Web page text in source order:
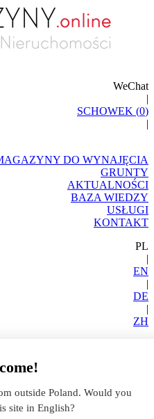
WeChat
|
SCHOWEK (0)
|
DO WYNAJĘCIA
GRUNTY
AKTUALNOŚCI
BAZA WIEDZY
USŁUGI
KONTAKT
PL
|
EN
|
DE
|
ZH
outside Poland. Would you
site in English?